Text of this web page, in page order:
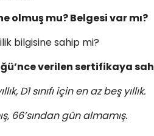
olmuş mu? Belgesi var mı?
bilgisine sahip mi?
verilen sertifikaya
D1 sınıfı için en az beş yıllık.
66’sından gün almamış.